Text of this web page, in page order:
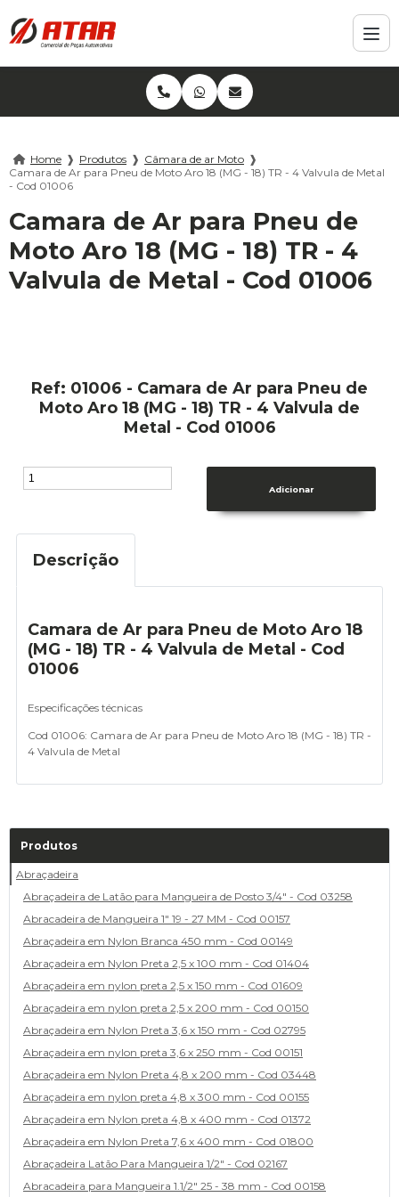
Home ❱ Produtos ❱ Câmara de ar Moto ❱
Camara de Ar para Pneu de Moto Aro 18 (MG - 18) TR - 4 Valvula de Metal
- Cod 01006
Camara de Ar para Pneu de
Moto Aro 18 (MG - 18) TR - 4
Valvula de Metal - Cod 01006
Ref: 01006 - Camara de Ar para Pneu de
Moto Aro 18 (MG - 18) TR - 4 Valvula de
Metal - Cod 01006
Descrição
Camara de Ar para Pneu de Moto Aro 18
(MG - 18) TR - 4 Valvula de Metal - Cod
01006
Especificações técnicas
Cod 01006: Camara de Ar para Pneu de Moto Aro 18 (MG - 18) TR -
4 Valvula de Metal
Produtos
Abraçadeira
Abraçadeira de Latão para Mangueira de Posto 3/4" - Cod 03258
Abracadeira de Mangueira 1" 19 - 27 MM - Cod 00157
Abraçadeira em Nylon Branca 450 mm - Cod 00149
Abraçadeira em Nylon Preta 2,5 x 100 mm - Cod 01404
Abraçadeira em nylon preta 2,5 x 150 mm - Cod 01609
Abraçadeira em nylon preta 2,5 x 200 mm - Cod 00150
Abraçadeira em Nylon Preta 3,6 x 150 mm - Cod 02795
Abraçadeira em nylon preta 3,6 x 250 mm - Cod 00151
Abraçadeira em Nylon Preta 4,8 x 200 mm - Cod 03448
Abraçadeira em nylon preta 4,8 x 300 mm - Cod 00155
Abraçadeira em Nylon preta 4,8 x 400 mm - Cod 01372
Abraçadeira em Nylon Preta 7,6 x 400 mm - Cod 01800
Abraçadeira Latão Para Mangueira 1/2" - Cod 02167
Abracadeira para Mangueira 1.1/2" 25 - 38 mm - Cod 00158